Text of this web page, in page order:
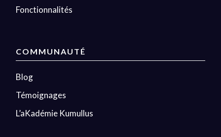
Fonctionnalités
COMMUNAUTÉ
Blog
Témoignages
L’aKadémie Kumullus